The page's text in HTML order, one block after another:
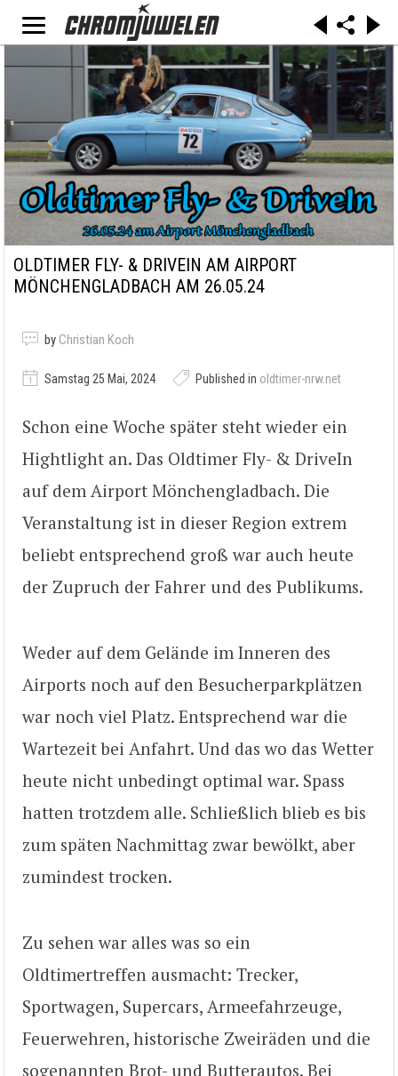
OLDTIMER FLY- & DRIVEIN AM AIRPORT
MÖNCHENGLADBACH AM 26.05.24
by Christian Koch
Samstag 25 Mai, 2024 Published in oldtimer-nrw.net
Schon eine Woche später steht wieder ein
Hightlight an. Das Oldtimer Fly- & DriveIn
auf dem Airport Mönchengladbach. Die
Veranstaltung ist in dieser Region extrem
beliebt entsprechend groß war auch heute
der Zupruch der Fahrer und des Publikums.
Weder auf dem Gelände im Inneren des
Airports noch auf den Besucherparkplätzen
war noch viel Platz. Entsprechend war die
Wartezeit bei Anfahrt. Und das wo das Wetter
heute nicht unbedingt optimal war. Spass
hatten trotzdem alle. Schließlich blieb es bis
zum späten Nachmittag zwar bewölkt, aber
zumindest trocken.
Zu sehen war alles was so ein
Oldtimertreffen ausmacht: Trecker,
Sportwagen, Supercars, Armeefahrzeuge,
Feuerwehren, historische Zweiräden und die
sogenannten Brot- und Butterautos. Bei